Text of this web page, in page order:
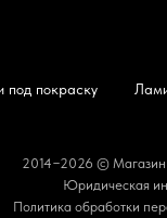
под покраску
2014−2026 © Магазин
Юридическая
Политика обработки